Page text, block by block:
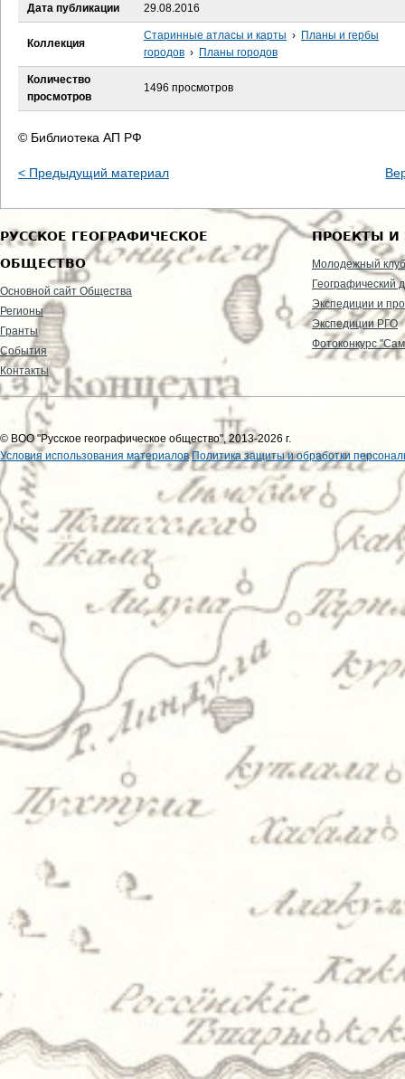
Дата публикации 29.08.2016
Коллекция
Старинные атласы и карты › Планы и гербы
городов › Планы городов
Количество
просмотров
1496 просмотров
© Библиотека АП РФ
< Предыдущий материал
РУССКОЕ ГЕОГРАФИЧЕСКОЕ
ОБЩЕСТВО
Основной сайт Общества
Регионы
Гранты
События
Контакты
ПРОЕКТЫ И
Молодежный клуб
Географический
Экспедиции и
Экспедиции РГО
Фотоконкурс
© ВОО "Русское географическое общество", 2013-2026 г.
Условия использования материалов Политика защиты и обработки